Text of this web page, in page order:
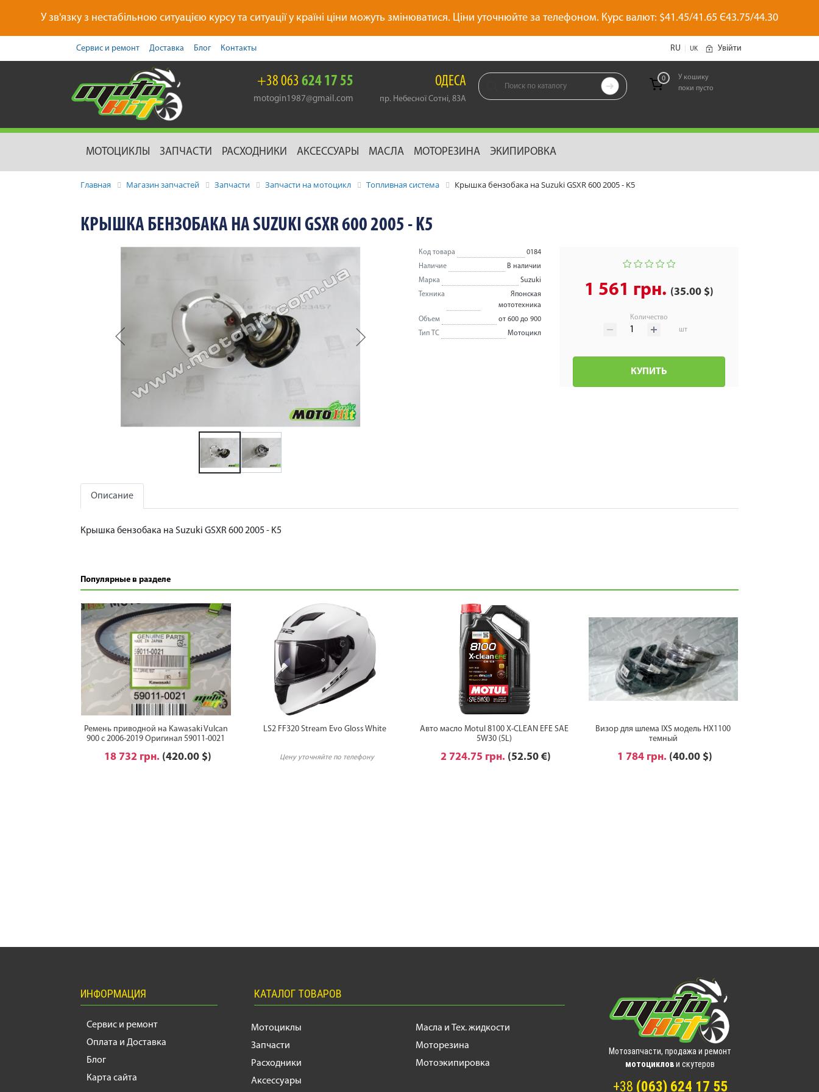
У зв'язку з нестабільною ситуацією курсу та ситуації у країні ціни можуть змінюватися. Ціни уточнюйте за телефоном. Курс валют: $41.45/41.65 Є43.75/44.30
Сервис и ремонт Доставка Блог Контакты RU UK Увійти
+38 063 624 17 55
motogin1987@gmail.com
ОДЕСА
пр. Небесної Сотні, 83А

0
позиций
У кошику
поки пусто
МОТОЦИКЛЫ ЗАПЧАСТИ РАСХОДНИКИ АКСЕССУАРЫ МАСЛА МОТОРЕЗИНА ЭКИПИРОВКА
Главная Магазин запчастей Запчасти Запчасти на мотоцикл Топливная система Крышка бензобака на Suzuki GSXR 600 2005 - K5
КРЫШКА БЕНЗОБАКА НА SUZUKI GSXR 600 2005 - K5
Код товара
0184
Наличие
В наличии
Марка
Suzuki
Техника
Японская
мототехника
Объем
от 600 до 900
Тип ТС
Мотоцикл
1 561 грн. (35.00 $)
Количество
шт
КУПИТЬ
Описание
Крышка бензобака на Suzuki GSXR 600 2005 - K5
Популярные в разделе
Ремень приводной на Kawasaki Vulcan
900 с 2006-2019 Оригинал 59011-0021
18 732 грн. (420.00 $)
LS2 FF320 Stream Evo Gloss White
Цену уточняйте по телефону
Авто масло Motul 8100 X-CLEAN EFE SAE
5W30 (5L)
2 724.75 грн. (52.50 €)
Визор для шлема IXS модель HX1100
темный
1 784 грн. (40.00 $)
ИНФОРМАЦИЯ
Сервис и ремонт
Оплата и Доставка
Блог
Карта сайта
КАТАЛОГ ТОВАРОВ
Мотоциклы
Запчасти
Расходники
Аксессуары
Масла и Тех. жидкости
Моторезина
Мотоэкипировка
Мотозапчасти, продажа и ремонт
мотоциклови скутеров
+38 (063) 624 17 55